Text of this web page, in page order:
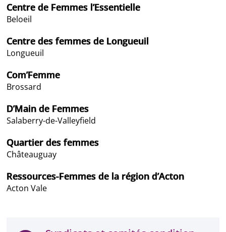
Centre de Femmes l’Essentielle
Beloeil
Centre des femmes de Longueuil
Longueuil
Com’Femme
Brossard
D’Main de Femmes
Salaberry-de-Valleyfield
Quartier des femmes
Châteauguay
Ressources-Femmes de la région d’Acton
Acton Vale